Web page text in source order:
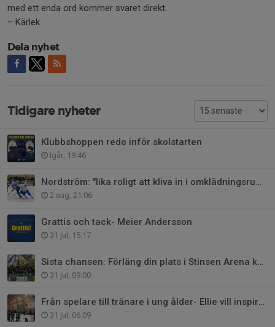
med ett enda ord kommer svaret direkt.
– Kärlek.
Dela nyhet
Tidigare nyheter
Klubbshoppen redo inför skolstarten
Igår, 19:46
Nordström: "lika roligt att kliva in i omklädningsrummet varje gång"
2 aug, 21:06
Grattis och tack- Meier Andersson
31 jul, 15:17
Sista chansen: Förläng din plats i Stinsen Arena kommande säsong
31 jul, 09:00
Från spelare till tränare i ung ålder- Ellie vill inspirera andra
31 jul, 06:09